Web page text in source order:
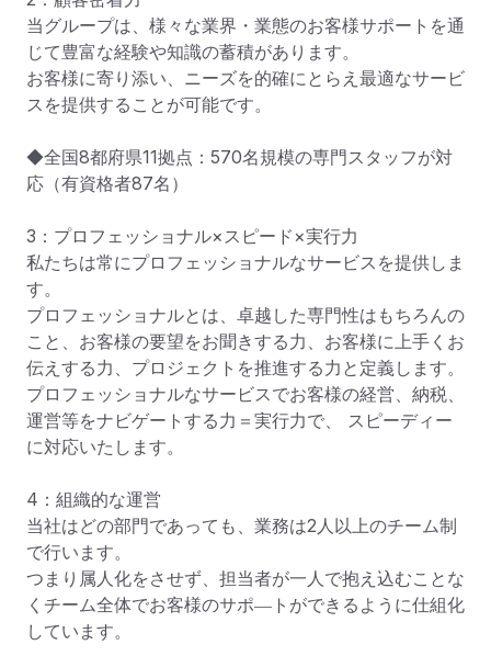
当グループは、様々な業界・業態のお客様サポートを通
じて豊富な経験や知識の蓄積があります。
お客様に寄り添い、ニーズを的確にとらえ最適なサービ
スを提供することが可能です。
◆全国8都府県11拠点：570名規模の専門スタッフが対
応（有資格者87名）
3：プロフェッショナル×スピード×実行力
私たちは常にプロフェッショナルなサービスを提供しま
す。
プロフェッショナルとは、卓越した専門性はもちろんの
こと、お客様の要望をお聞きする力、お客様に上手くお
伝えする力、プロジェクトを推進する力と定義します。
プロフェッショナルなサービスでお客様の経営、納税、
運営等をナビゲートする力＝実行力で、 スピーディー
に対応いたします。
4：組織的な運営
当社はどの部門であっても、業務は2人以上のチーム制
で行います。
つまり属人化をさせず、担当者が一人で抱え込むことな
くチーム全体でお客様のサポ―トができるように仕組化
しています。